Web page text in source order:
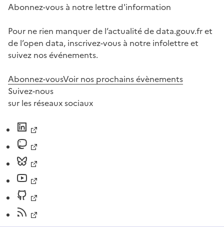
Abonnez-vous à notre lettre d'information
Pour ne rien manquer de l’actualité de data.gouv.fr et
de l’open data, inscrivez-vous à notre infolettre et
suivez nos événements.
Abonnez-vousVoir nos prochains évènements
Suivez-nous
sur les réseaux sociaux